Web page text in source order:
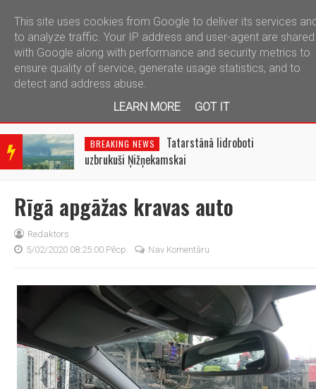
telegram
BRE
AKIN
NEW
BREAKING NEWS
Tatarstānā lidroboti
uzbrukuši Ņižņekamskai
Rīgā apgāžas kravas auto
Redaktors
5/02/2020 08:25:00 Pēcp.
Nav Komentāru
This site uses cookies from Google to deliver its services
to analyze traffic. Your IP address and user-agent are shared
with Google along with performance and security metrics to
ensure quality of service, generate usage statistics, and to
detect and address abuse.
LEARN MORE
GOT IT